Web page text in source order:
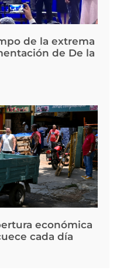
de la extrema
de De la
económica
cada día